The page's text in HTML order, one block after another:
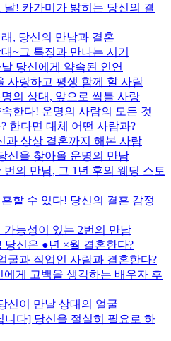
날! 카가미가 밝히는 당신의 결
, 당신의 만남과 결혼
~그 특징과 만나는 시기
당신에게 약속된 인연
사랑하고 평생 함께 할 사람
의 상대, 앞으로 싹틀 사랑
한다! 운명의 사람의 모든 것
한다면 대체 어떤 사람과?
과 상상 결혼까지 해본 사람
신을 찾아올 운명의 만남
의 만남, 그 1년 후의 웨딩 스토
할 수 있다! 당신의 결혼 감정
가능성이 있는 2번의 만남
당신은 ●년 ×월 결혼한다?
굴과 직업인 사람과 결혼한다?
에게 고백을 생각하는 배우자 후
신이 만날 상대의 얼굴
니다] 당신을 절실히 필요로 하